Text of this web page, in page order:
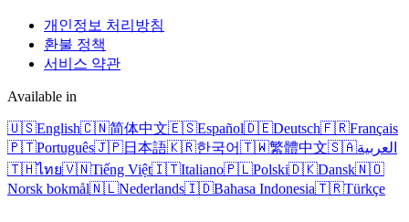
개인정보 처리방침
환불 정책
서비스 약관
Available in
🇺🇸English🇨🇳简体中文🇪🇸Español🇩🇪Deutsch🇫🇷Français
🇵🇹Português🇯🇵日本語🇰🇷한국어🇹🇼繁體中文🇸🇦العربية
🇹🇭ไทย🇻🇳Tiếng Việt🇮🇹Italiano🇵🇱Polski🇩🇰Dansk🇳🇴
Norsk bokmål🇳🇱Nederlands🇮🇩Bahasa Indonesia🇹🇷Türkçe